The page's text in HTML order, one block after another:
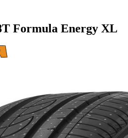
Formula Energy XL